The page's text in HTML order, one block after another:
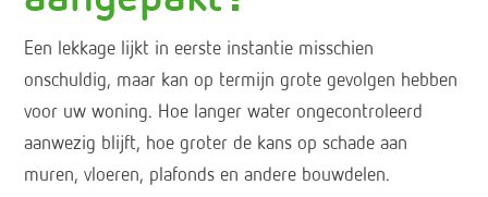
Een lekkage lijkt in eerste instantie misschien
onschuldig, maar kan op termijn grote gevolgen hebben
voor uw woning. Hoe langer water ongecontroleerd
aanwezig blijft, hoe groter de kans op schade aan
muren, vloeren, plafonds en andere bouwdelen.